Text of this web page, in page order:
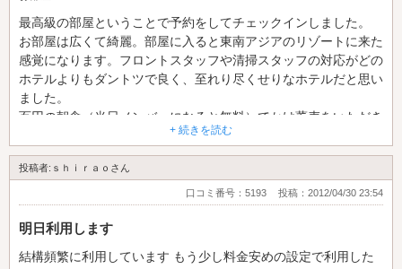
最高級の部屋ということで予約をしてチェックインしました。
お部屋は広くて綺麗。部屋に入ると東南アジアのリゾートに来た
感覚になります。フロントスタッフや清掃スタッフの対応がどの
ホテルよりもダントツで良く、至れり尽くせりなホテルだと思い
ました。
百円の朝食（当日メンバーになると無料）でかけ蕎麦をいただき
ました。安いので小さいのかと思ったら多めでとても満足です！
一つだけ改善してほしいところはお風呂の入浴剤にゴミが付着し
ていたので清掃ミスかな。。ということですね。
しかし都内であれば三万円以上しそうなお部屋に一万円ちょっと
フードメニューが24時間注文可能になったり宿泊があと少しだ
け早くなったら完璧です。
+ 続きを読む
投稿者:ｓｈｉｒａｏさん
口コミ番号：5193 投稿：2012/04/30 23:54
明日利用します
結構頻繁に利用しています もう少し料金安めの設定で利用した